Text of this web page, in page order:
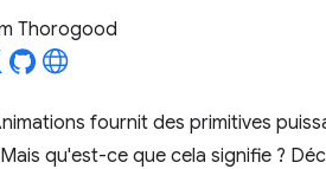
Thorogood
fournit des primitives
qu'est-ce que cela signifie ?